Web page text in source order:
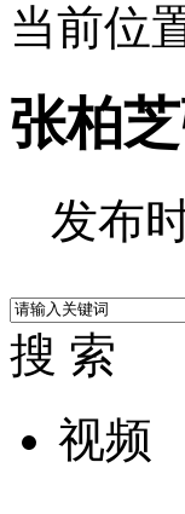
当前位
张柏
发布
搜 索
视频